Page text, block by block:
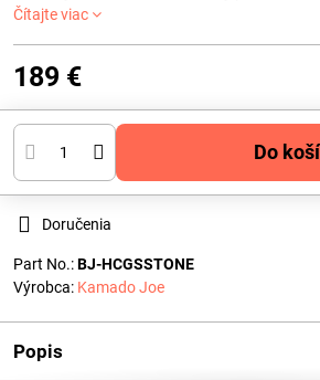
Čítajte viac
189 €
Do
Doručenia
Part No.:BJ-HCGSSTONE
Výrobca: Kamado Joe
Popis